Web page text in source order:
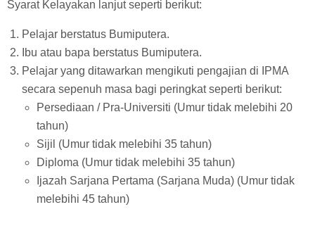
Syarat Kelayakan lanjut seperti berikut:
Pelajar berstatus Bumiputera.
Ibu atau bapa berstatus Bumiputera.
Pelajar yang ditawarkan mengikuti pengajian di IPMA
secara sepenuh masa bagi peringkat seperti berikut:
Persediaan / Pra-Universiti (Umur tidak melebihi 20
tahun)
Sijil (Umur tidak melebihi 35 tahun)
Diploma (Umur tidak melebihi 35 tahun)
Ijazah Sarjana Pertama (Sarjana Muda) (Umur tidak
melebihi 45 tahun)